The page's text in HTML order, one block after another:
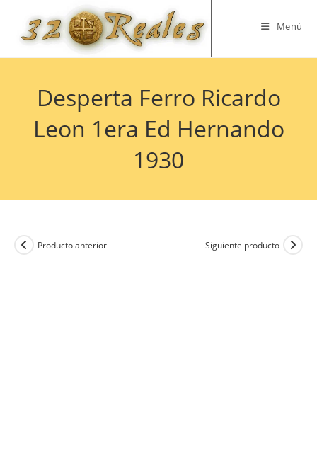
contenido
Menú
Desperta Ferro Ricardo
Leon 1era Ed Hernando
1930
Producto anterior Siguiente producto